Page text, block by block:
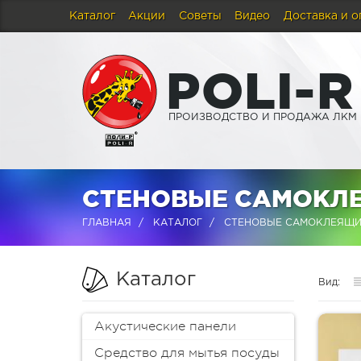
Каталог Акции Советы Видео Доставка и
POLI-R
ПРОИЗВОДСТВО И ПРОДАЖА ЛКМ
СТЕНОВЫЕ
ГЛАВНАЯ КАТАЛОГ СТЕНОВЫЕ
Каталог
Акустические панели
Средство для мытья посуды
Вид: